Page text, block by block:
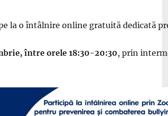
la o întâlnire online gratuită dedicată
între orele 18:30-20:30, prin